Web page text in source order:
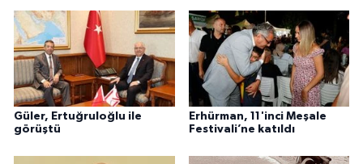
Güler, Ertuğruloğlu ile
görüştü
Erhürman, 11'inci Meşale
Festivali’ne katıldı